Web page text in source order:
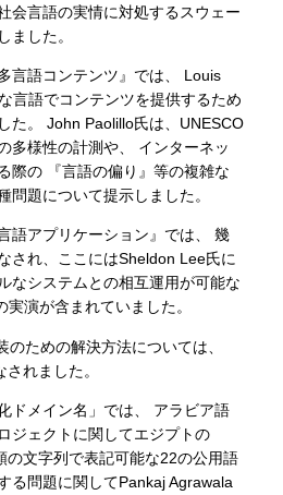
会言語の実情に対処するスウェー
ました。
言語コンテンツ』では、 Louis
言語でコンテンツを提供するため
た。 John Paolillo氏は、UNESCO
多様性の計測や、 インターネッ
際の 『言語の偏り』等の複雑な
問題について提示しました。
語アプリケーション』では、 幾
され、ここにはSheldon Lee氏に
なシステムとの相互運用が可能な
演が含まれていました。
ための解決方法については、
れました。
ドメイン名」では、 アラビア語
ジェクトに関してエジプトの
の文字列で表記可能な22の公用語
る問題に関してPankaj Agrawala